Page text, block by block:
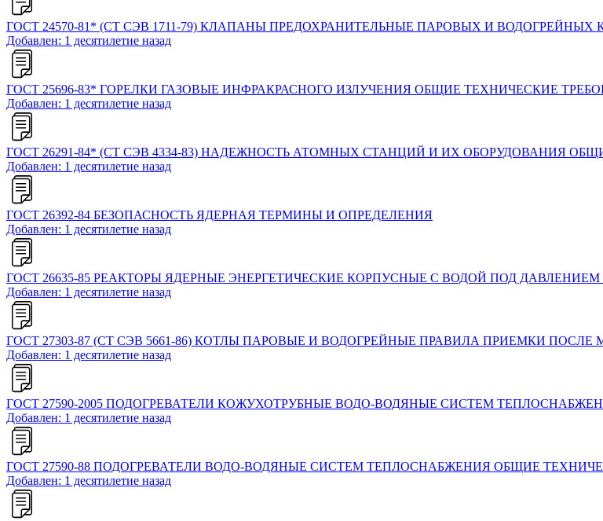
ГОСТ 24570-81* (СТ СЭВ 1711-79) КЛАПАНЫ ПРЕДОХРАНИТЕЛЬНЫЕ ПАРОВЫХ И
Добавлен: 1 десятилетие назад
ГОСТ 25696-83* ГОРЕЛКИ ГАЗОВЫЕ ИНФРАКРАСНОГО ИЗЛУЧЕНИЯ ОБЩИЕ ТЕХНИЧЕСКИЕ
Добавлен: 1 десятилетие назад
ГОСТ 26291-84* (СТ СЭВ 4334-83) НАДЕЖНОСТЬ АТОМНЫХ СТАНЦИЙ И ИХ ОБОРУДОВАНИЯ
Добавлен: 1 десятилетие назад
ГОСТ 26392-84 БЕЗОПАСНОСТЬ ЯДЕРНАЯ ТЕРМИНЫ И ОПРЕДЕЛЕНИЯ
Добавлен: 1 десятилетие назад
ГОСТ 26635-85 РЕАКТОРЫ ЯДЕРНЫЕ ЭНЕРГЕТИЧЕСКИЕ КОРПУСНЫЕ С ВОДОЙ ПОД
Добавлен: 1 десятилетие назад
ГОСТ 27303-87 (СТ СЭВ 5661-86) КОТЛЫ ПАРОВЫЕ И ВОДОГРЕЙНЫЕ ПРАВИЛА ПРИЕМКИ
Добавлен: 1 десятилетие назад
ГОСТ 27590-2005 ПОДОГРЕВАТЕЛИ КОЖУХОТРУБНЫЕ ВОДО-ВОДЯНЫЕ СИСТЕМ
Добавлен: 1 десятилетие назад
ГОСТ 27590-88 ПОДОГРЕВАТЕЛИ ВОДО-ВОДЯНЫЕ СИСТЕМ ТЕПЛОСНАБЖЕНИЯ ОБЩИЕ
Добавлен: 1 десятилетие назад